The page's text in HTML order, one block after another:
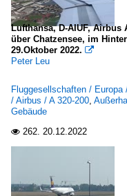
Lufthansa, D-AIUF, Airbus
über Chatzensee, im
29.Oktober 2022. 
Peter Leu
Fluggesellschaften / Europa
/ Airbus / A 320-200,
Gebäude
 262. 20.12.2022